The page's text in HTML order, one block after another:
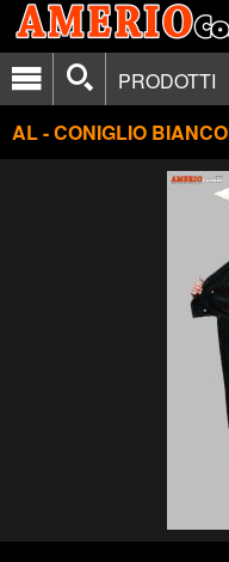
PRODOTTI
AL - CONIGLIO BIANCO